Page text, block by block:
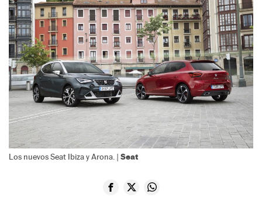
Los nuevos Seat Ibiza y Arona. | Seat